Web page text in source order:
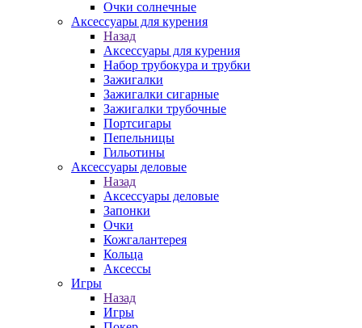
Очки солнечные
Аксессуары для курения
Назад
Аксессуары для курения
Набор трубокура и трубки
Зажигалки
Зажигалки сигарные
Зажигалки трубочные
Портсигары
Пепельницы
Гильотины
Аксессуары деловые
Назад
Аксессуары деловые
Запонки
Очки
Кожгалантерея
Кольца
Аксессы
Игры
Назад
Игры